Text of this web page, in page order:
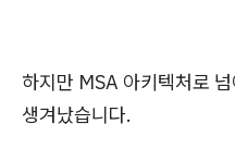
하지만 MSA 아키텍처로
생겨났습니다.